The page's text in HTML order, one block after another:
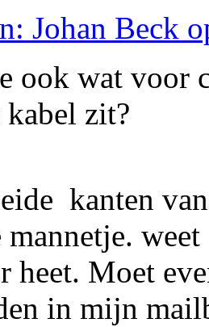
Johan Beck
ook wat voor
kabel zit?
kanten
mannetje.
heet. Moet
in mijn